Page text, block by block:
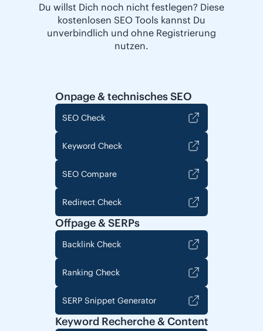
Du willst Dich noch nicht festlegen? Diese
kostenlosen SEO Tools kannst Du
unverbindlich und ohne Registrierung
nutzen.
Onpage & technisches SEO
SEO Check
Keyword Check
SEO Compare
Redirect Check
Offpage & SERPs
Backlink Check
Ranking Check
SERP Snippet Generator
Keyword Recherche & Content